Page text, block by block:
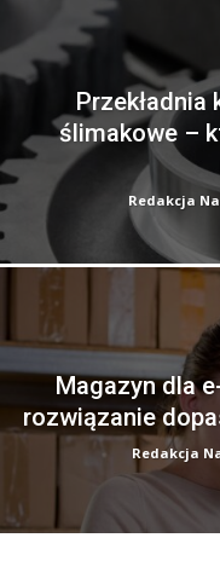
Przekładnia
ślimakowe –
Redakcja
Magazyn dla
rozwiązanie
Redakcja